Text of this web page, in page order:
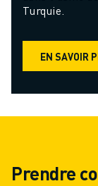
Turquie.
EN SAVOIR
Prendre